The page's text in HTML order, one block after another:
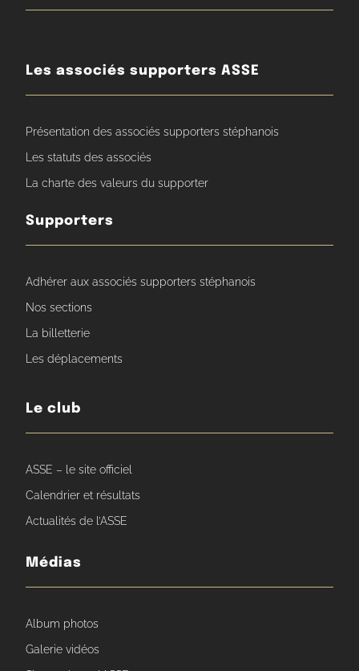
Les associés supporters ASSE
Présentation des associés supporters stéphanois
Les statuts des associés
La charte des valeurs du supporter
Supporters
Adhérer aux associés supporters stéphanois
Nos sections
La billetterie
Les déplacements
Le club
ASSE – le site officiel
Calendrier et résultats
Actualités de l’ASSE
Médias
Album photos
Galerie vidéos